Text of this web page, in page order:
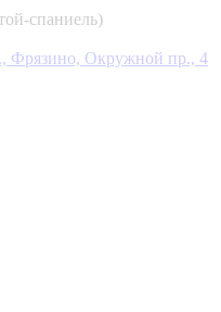
спаниель)
Фрязино, Окружной пр., 4